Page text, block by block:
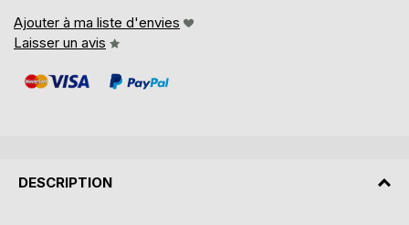
Ajouter à ma liste d'envies
Laisser un avis
DESCRIPTION